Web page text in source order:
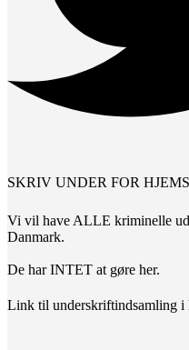
SKRIV UNDER FOR
Vi vil have ALLE kriminelle
Danmark.
De har INTET at gøre her.
Link til underskriftindsamling i